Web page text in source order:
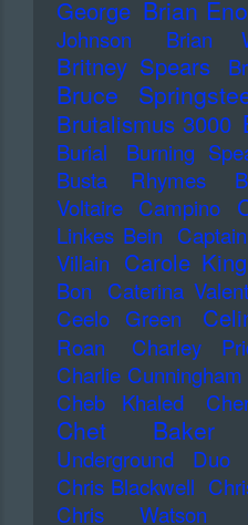
George Brian Eno
Johnson
Brian
Britney Spears
Bruce
Brutalismus 3000
Burial Burning
Busta Rhymes
Voltaire Campino
Linkes Bein
Villain Carole King
Bon
Caterina
Ceelo Green
Roan
Charley
Charlie Cunningham
Cheb Khaled
Chet Baker
Underground Duo
Chris Blackwell
Chris Watson